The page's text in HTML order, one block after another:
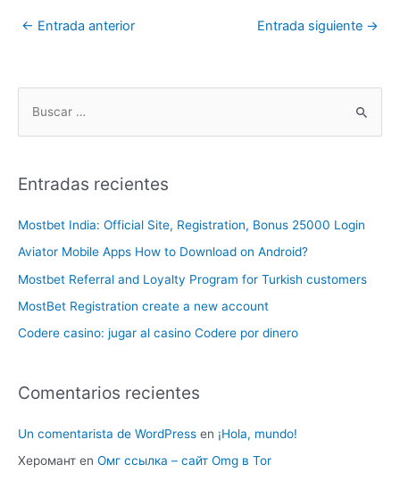
← Entrada anterior Entrada siguiente →
Entradas recientes
Mostbet India: Official Site, Registration, Bonus 25000 Login
Aviator Mobile Apps How to Download on Android?
Mostbet Referral and Loyalty Program for Turkish customers
MostBet Registration create a new account
Codere casino: jugar al casino Codere por dinero
Comentarios recientes
Un comentarista de WordPress en ¡Hola, mundo!
Херомант en Омг ссылка – сайт Omg в Tor